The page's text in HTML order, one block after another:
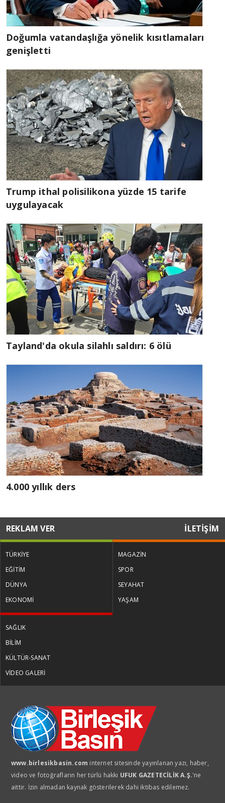
Doğumla vatandaşlığa yönelik kısıtlamaları
genişletti
Trump ithal polisilikona yüzde 15 tarife
uygulayacak
Tayland'da okula silahlı saldırı: 6 ölü
4.000 yıllık ders
REKLAM VER İLETİŞİM
TÜRKİYE
EĞİTİM
DÜNYA
EKONOMİ
MAGAZİN
SPOR
SEYAHAT
YAŞAM
SAĞLIK
BİLİM
KÜLTÜR-SANAT
VİDEO GALERİ
www.birlesikbasin.com internet sitesinde yayınlanan yazı, haber,
video ve fotoğrafların her türlü hakkı UFUK GAZETECİLİK A.Ş.'ne
aittir. İzin almadan kaynak gösterilerek dahi iktibas edilemez.